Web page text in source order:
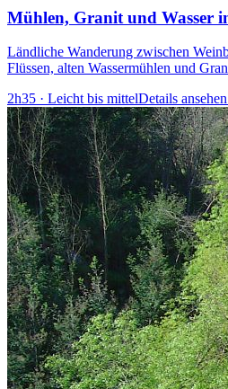
Mühlen, Granit und Wasser
Ländliche Wanderung zwischen
Flüssen, alten Wassermühlen und
2h35 · Leicht bis mittelDetails ansehen